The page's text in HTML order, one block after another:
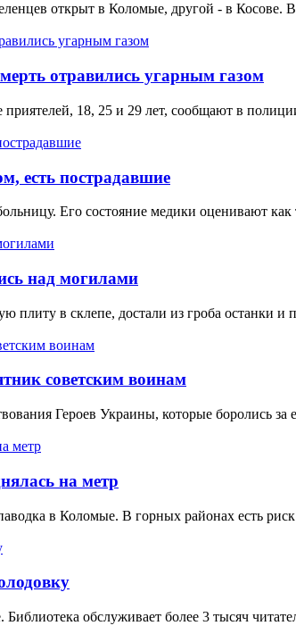
открыт в Коломые, другой - в Косове.
отравились угарным газом
18, 25 и 29 лет, сообщают в
есть пострадавшие
Его состояние медики оценивают как
над могилами
плиту в склепе, достали из гроба останки
советским воинам
Героев Украины, которые боролись за
на метр
в Коломые. В горных районах есть
обслуживает более 3 тысяч